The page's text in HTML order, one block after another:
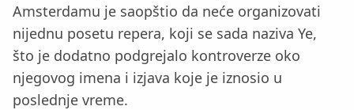
Amsterdamu je saopštio da neće organizovati
nijednu posetu repera, koji se sada naziva Ye,
što je dodatno podgrejalo kontroverze oko
njegovog imena i izjava koje je iznosio u
poslednje vreme.